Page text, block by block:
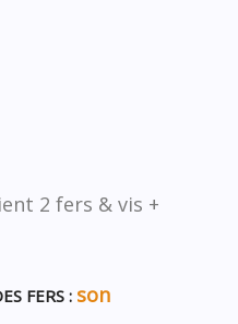
2 fers & vis +
FERS : son